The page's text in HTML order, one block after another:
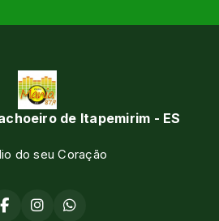
de Itapemirim - ES
do seu Coração